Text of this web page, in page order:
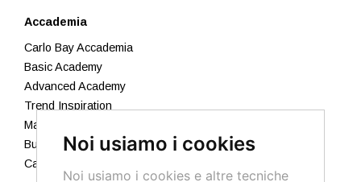
Noi usiamo i cookies
Noi usiamo i cookies e altre tecniche
Accademia
Carlo Bay Accademia
Basic Academy
Advanced Academy
Trend Inspiration
Makeup
Business Academy
Calendario 2026